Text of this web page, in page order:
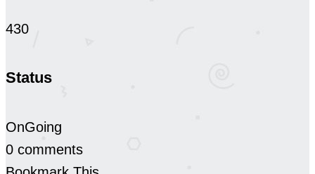
430
Status
OnGoing
0 comments